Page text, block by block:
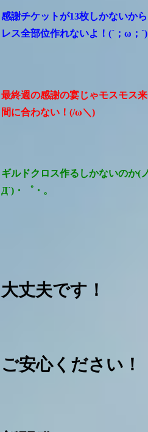
感謝チケットが13枚しかないか
レス全部位作れないよ！(´；ω；`)
最終週の感謝の宴じゃモスモス
間に合わない！(/ω＼)
ギルドクロス作るしかないのか(
Д`)・゜・。
大丈夫です！
ご安心ください！